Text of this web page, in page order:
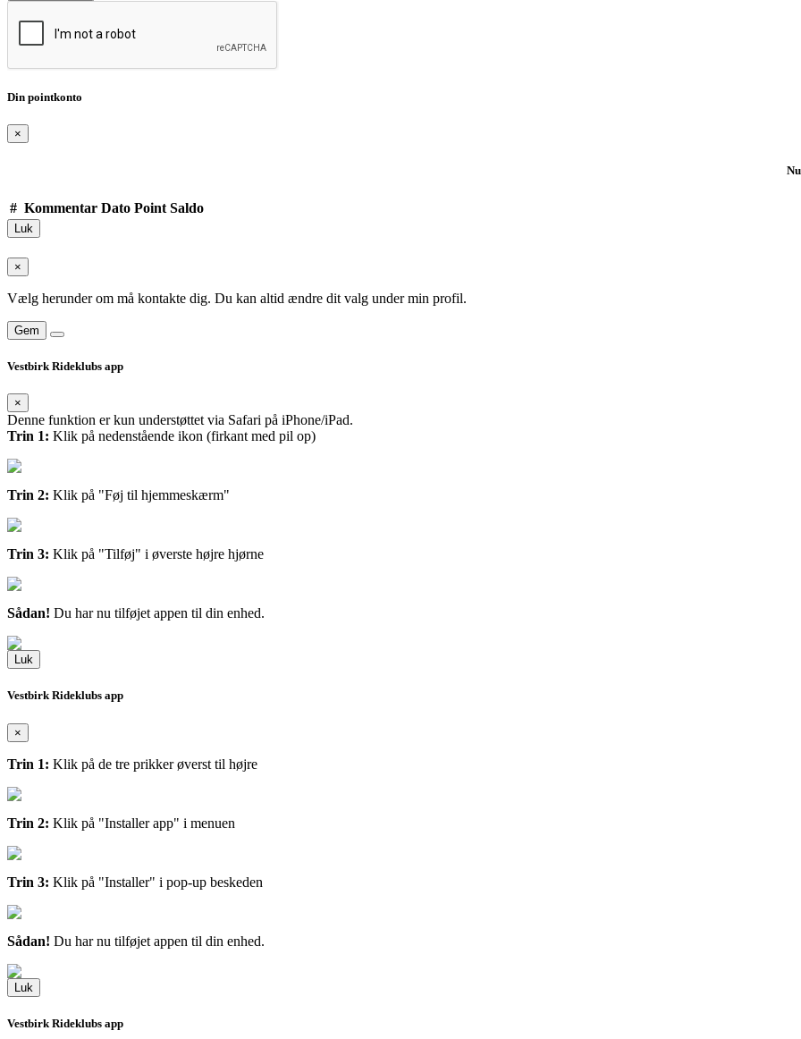
Din pointkonto
×
# Kommentar Dato Point Saldo
Luk
×
Vælg herunder om må kontakte dig. Du kan altid ændre dit valg under min profil.
Gem
Vestbirk Rideklubs app
×
Denne funktion er kun understøttet via Safari på iPhone/iPad.
Trin 1: Klik på nedenstående ikon (firkant med pil op)
Trin 2: Klik på "Føj til hjemmeskærm"
Trin 3: Klik på "Tilføj" i øverste højre hjørne
Sådan! Du har nu tilføjet appen til din enhed.
Luk
Vestbirk Rideklubs app
×
Trin 1: Klik på de tre prikker øverst til højre
Trin 2: Klik på "Installer app" i menuen
Trin 3: Klik på "Installer" i pop-up beskeden
Sådan! Du har nu tilføjet appen til din enhed.
Luk
Vestbirk Rideklubs app